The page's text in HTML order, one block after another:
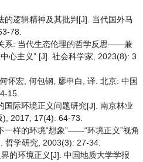
的逻辑精神及其批判[J]. 当代国外马
78.
系: 当代生态伦理的哲学反思——兼
心主义” [J]. 社会科学家, 2023(8): 3
怀宏, 何包钢, 廖申白, 译. 北京: 中国
15.
国际环境正义问题研究[J]. 南京林业
2017, 17(4): 64-73.
一样的环境“想象”——“环境正义”视角
哲学研究, 2003(3): 27-34.
的环境正义[J]. 中国地质大学学报